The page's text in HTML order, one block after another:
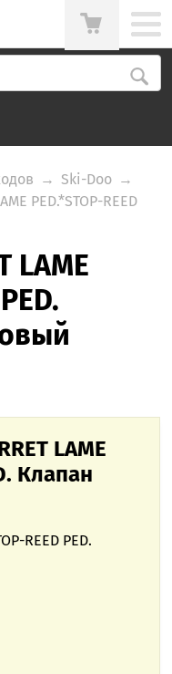
→ Ski-Doo →
PED.*STOP-REED
LAME
LAME
Клапан
REED PED.